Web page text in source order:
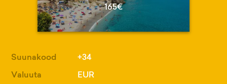
165€
Suunakood
+34
Valuuta
EUR